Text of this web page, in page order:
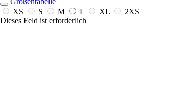
XS
S M L XL
2XS
Dieses Feld ist erforderlich